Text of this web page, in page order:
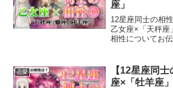
座」
12星座同士の相
乙女座×「天秤座
相性についてお
恋愛
【12星座同
座×「牡羊座